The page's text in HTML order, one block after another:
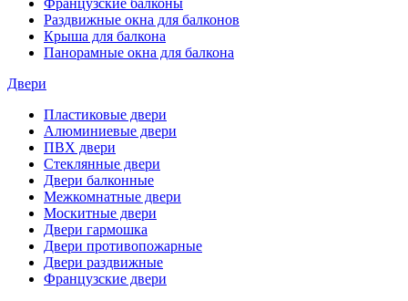
Французские балконы
Раздвижные окна для балконов
Крыша для балкона
Панорамные окна для балкона
Двери
Пластиковые двери
Алюминиевые двери
ПВХ двери
Стеклянные двери
Двери балконные
Межкомнатные двери
Москитные двери
Двери гармошка
Двери противопожарные
Двери раздвижные
Французские двери